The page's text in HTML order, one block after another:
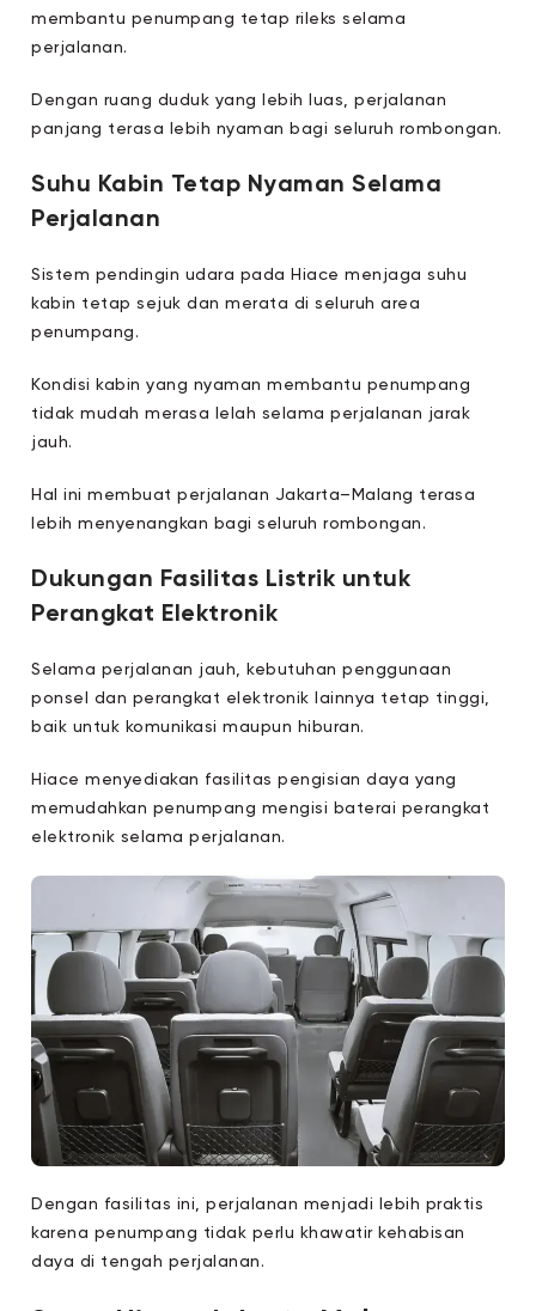
membantu penumpang tetap rileks selama
perjalanan.
Dengan ruang duduk yang lebih luas, perjalanan
panjang terasa lebih nyaman bagi seluruh rombongan.
Suhu Kabin Tetap Nyaman Selama
Perjalanan
Sistem pendingin udara pada Hiace menjaga suhu
kabin tetap sejuk dan merata di seluruh area
penumpang.
Kondisi kabin yang nyaman membantu penumpang
tidak mudah merasa lelah selama perjalanan jarak
jauh.
Hal ini membuat perjalanan Jakarta–Malang terasa
lebih menyenangkan bagi seluruh rombongan.
Dukungan Fasilitas Listrik untuk
Perangkat Elektronik
Selama perjalanan jauh, kebutuhan penggunaan
ponsel dan perangkat elektronik lainnya tetap tinggi,
baik untuk komunikasi maupun hiburan.
Hiace menyediakan fasilitas pengisian daya yang
memudahkan penumpang mengisi baterai perangkat
elektronik selama perjalanan.
Dengan fasilitas ini, perjalanan menjadi lebih praktis
karena penumpang tidak perlu khawatir kehabisan
daya di tengah perjalanan.